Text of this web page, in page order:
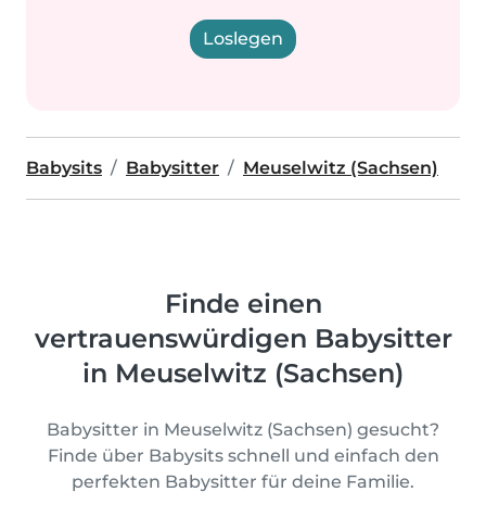
Loslegen
Babysits Babysitter Meuselwitz (Sachsen)
Finde einen
vertrauenswürdigen Babysitter
in Meuselwitz (Sachsen)
Babysitter in Meuselwitz (Sachsen) gesucht?
Finde über Babysits schnell und einfach den
perfekten Babysitter für deine Familie.